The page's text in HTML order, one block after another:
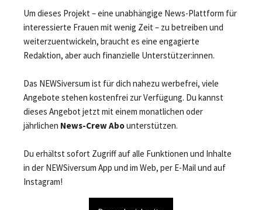
Um dieses Projekt – eine unabhängige News-Plattform für
interessierte Frauen mit wenig Zeit – zu betreiben und
weiterzuentwickeln, braucht es eine engagierte
Redaktion, aber auch finanzielle Unterstützer:innen.
Das NEWSiversum ist für dich nahezu werbefrei, viele
Angebote stehen kostenfrei zur Verfügung. Du kannst
dieses Angebot jetzt mit einem monatlichen oder
jährlichen News-Crew Abounterstützen.
Du erhältst sofort Zugriff auf alle Funktionen und Inhalte
in der NEWSiversum App und im Web, per E-Mail und auf
Instagram!